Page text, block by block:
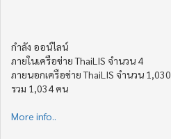
กำลัง ออน์ไลน์
ภายในเครือข่าย ThaiLIS จำนวน 4
ภายนอกเครือข่าย ThaiLIS จำนวน 1,030
รวม 1,034 คน
More info..